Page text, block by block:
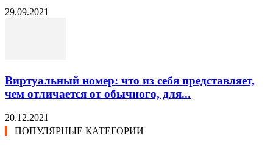
29.09.2021
Виртуальный номер: что из себя представляет,
чем отличается от обычного, для...
20.12.2021
ПОПУЛЯРНЫЕ КАТЕГОРИИ